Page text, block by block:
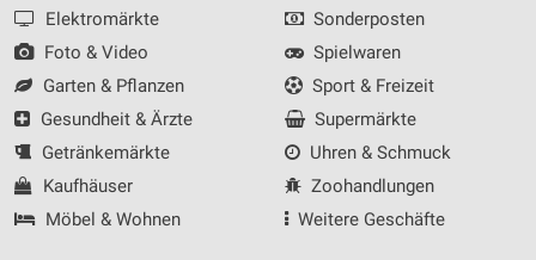
Elektromärkte
Foto & Video
Garten & Pflanzen
Gesundheit & Ärzte
Getränkemärkte
Kaufhäuser
Möbel & Wohnen
Sonderposten
Spielwaren
Sport & Freizeit
Supermärkte
Uhren & Schmuck
Zoohandlungen
Weitere Geschäfte
Entwicklung und Verbesserung der Angebote
Verwendung reduzierter Daten zur Auswahl von
Inhalten
IAB-Besonderheiten:
Verwendung genauer Standortdaten
Informationen identifizieren